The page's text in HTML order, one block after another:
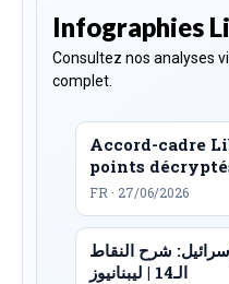
Infographies
Consultez nos analyses
complet.
Accord-cadre
points
FR · 27/06/2026
شرح النقاط
الـ14 | ليبنانيوز